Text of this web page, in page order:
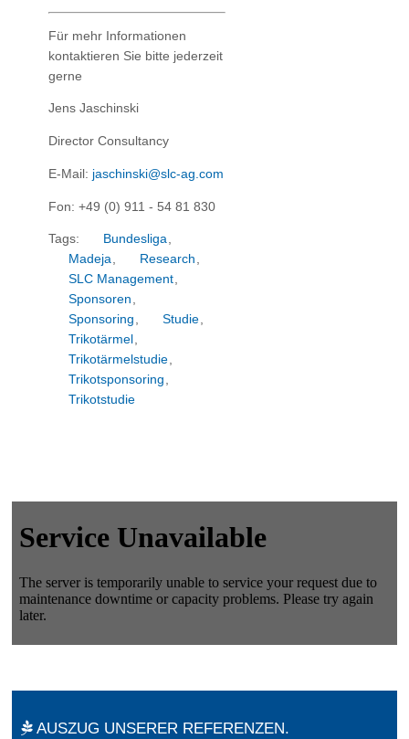
Für mehr Informationen
kontaktieren Sie bitte jederzeit
gerne
Jens Jaschinski
Director Consultancy
E-Mail: jaschinski@slc-ag.com
Fon: +49 (0) 911 - 54 81 830
Tags: Bundesliga,
Madeja, Research ,
SLC Management,
Sponsoren ,
Sponsoring , Studie,
Trikotärmel ,
Trikotärmelstudie,
Trikotsponsoring ,
Trikotstudie
AUSZUG UNSERER REFERENZEN.